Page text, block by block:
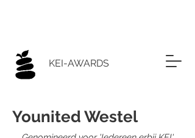
KEI-AWARDS
Younited Westel